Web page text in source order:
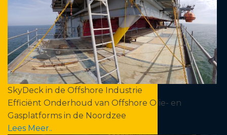
SkyDeck in de Offshore Industrie
Efficiënt Onderhoud van Offshore Olie- en
Gasplatforms in de Noordzee
Lees Meer..